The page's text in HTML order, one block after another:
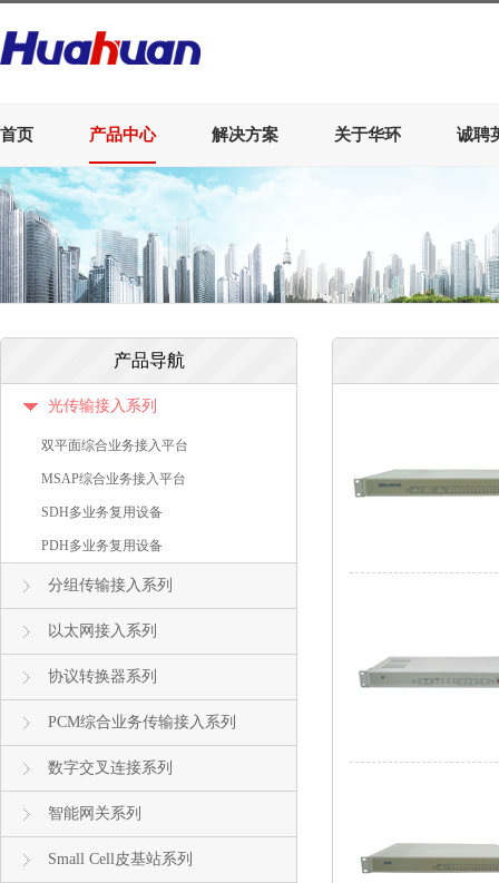
首页 产品中心 解决方案 关于华环 诚聘
产品导航
光传输接入系列
双平面综合业务接入平台
MSAP综合业务接入平台
SDH多业务复用设备
PDH多业务复用设备
分组传输接入系列
以太网接入系列
协议转换器系列
PCM综合业务传输接入系列
数字交叉连接系列
智能网关系列
Small Cell皮基站系列